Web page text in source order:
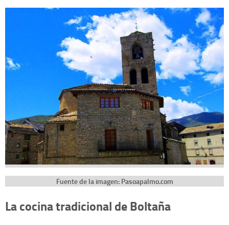
Fuente de la imagen: Pasoapalmo.com
La cocina tradicional de Boltaña